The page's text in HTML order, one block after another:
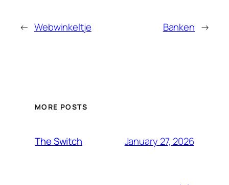
← Webwinkeltje Banken →
MORE POSTS
The Switch January 27, 2026